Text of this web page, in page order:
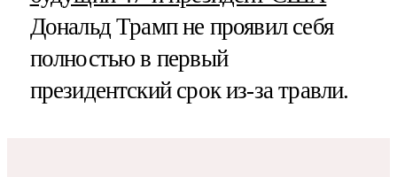
Дональд Трамп не проявил себя
полностью в первый
президентский срок из-за травли.